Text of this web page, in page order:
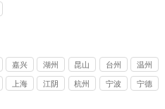
嘉兴
讨债
湖州
讨债
昆山
要账
台州
讨债
温州
讨债
上海
江阴
杭州
宁波
宁德